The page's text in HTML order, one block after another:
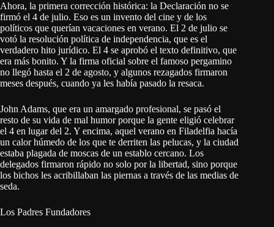
Ahora, la primera corrección histórica: la Declaración no se
firmó el 4 de julio. Eso es un invento del cine y de los
políticos que querían vacaciones en verano. El 2 de julio se
votó la resolución política de independencia, que es el
verdadero hito jurídico. El 4 se aprobó el texto definitivo, que
era más bonito. Y la firma oficial sobre el famoso pergamino
no llegó hasta el 2 de agosto, y algunos rezagados firmaron
meses después, cuando ya les había pasado la resaca.
John Adams, que era un amargado profesional, se pasó el
resto de su vida de mal humor porque la gente eligió celebrar
el 4 en lugar del 2. Y encima, aquel verano en Filadelfia hacía
un calor húmedo de los que te derriten las pelucas, y la ciudad
estaba plagada de moscas de un establo cercano. Los
delegados firmaron rápido no solo por la libertad, sino porque
los bichos les acribillaban las piernas a través de las medias de
seda.
Los Padres Fundadores